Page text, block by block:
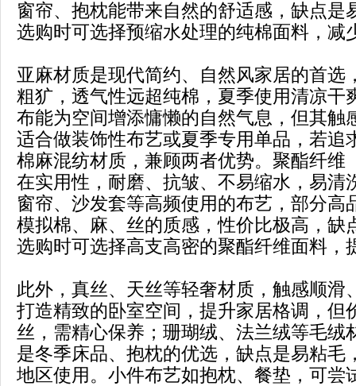
窗帘、抱枕能带来自然的舒适感，缺点是
选购时可选择预缩水处理的纯棉面料，减
亚麻材质是现代简约、自然风家居的首选
粗犷，透气性远超纯棉，夏季使用清凉干
布能为空间增添慵懒的自然气息，但其触
适合做装饰性布艺或夏季专用单品，若追
棉麻混纺材质，兼顾两者优势。聚酯纤维
在实用性，耐磨、抗皱、不易缩水，易清
窗帘、沙发套等高频使用的布艺，部分高
模拟棉、麻、丝的质感，性价比极高，缺
选购时可选择高支高密的聚酯纤维面料，
此外，真丝、天丝等轻奢材质，触感顺滑
打造精致的卧室空间，提升家居格调，但
丝，需精心保养；珊瑚绒、法兰绒等毛绒
是冬季床品、抱枕的优选，缺点是易粘毛
地区使用。小件布艺如抱枕、餐垫，可尝